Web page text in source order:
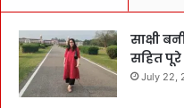
साक्षी
सहित पूरे
July 22,